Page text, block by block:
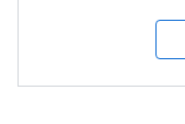
東京本社、横浜技
＜変更範囲＞
りメーカー様か
受注し、高いクオ